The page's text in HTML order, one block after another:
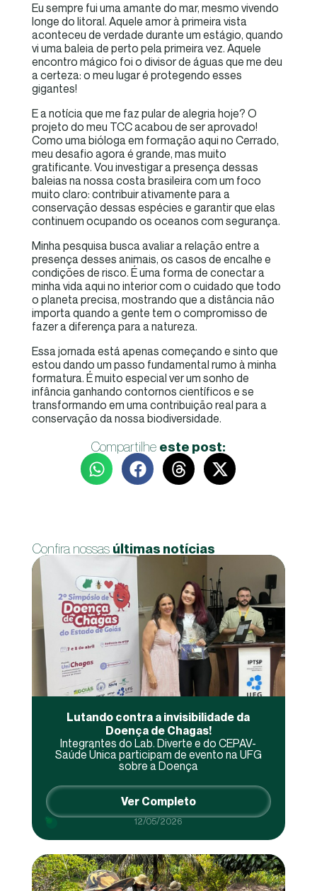
Eu sempre fui uma amante do mar, mesmo vivendo
longe do litoral. Aquele amor à primeira vista
aconteceu de verdade durante um estágio, quando
vi uma baleia de perto pela primeira vez. Aquele
encontro mágico foi o divisor de águas que me deu
a certeza: o meu lugar é protegendo esses
gigantes!
E a notícia que me faz pular de alegria hoje? O
projeto do meu TCC acabou de ser aprovado!
Como uma bióloga em formação aqui no Cerrado,
meu desafio agora é grande, mas muito
gratificante. Vou investigar a presença dessas
baleias na nossa costa brasileira com um foco
muito claro: contribuir ativamente para a
conservação dessas espécies e garantir que elas
continuem ocupando os oceanos com segurança.
Minha pesquisa busca avaliar a relação entre a
presença desses animais, os casos de encalhe e
condições de risco. É uma forma de conectar a
minha vida aqui no interior com o cuidado que todo
o planeta precisa, mostrando que a distância não
importa quando a gente tem o compromisso de
fazer a diferença para a natureza.
Essa jornada está apenas começando e sinto que
estou dando um passo fundamental rumo à minha
formatura. É muito especial ver um sonho de
infância ganhando contornos científicos e se
transformando em uma contribuição real para a
conservação da nossa biodiversidade.
Compartilhe este post:
Confira nossas últimas notícias
Lutando contra a invisibilidade da
Doença de Chagas!
Integrantes do Lab. Diverte e do CEPAV-
Saúde Única participam de evento na UFG
sobre a Doença
Ver Completo
12/05/2026